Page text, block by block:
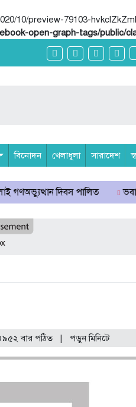
10/preview-79103-
open-graph-tags/public/
বিনোদন খেলাধুলা সারাদেশ
দিবস পালিত ভবানীপুরে আ.লীগ
বার পঠিত | পড়ুনমিনিটে